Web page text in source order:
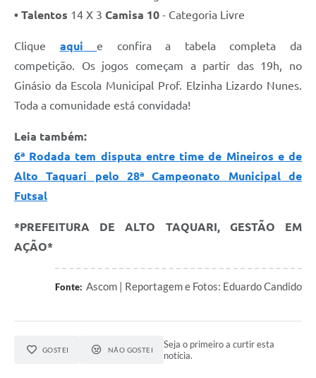
• Talentos 14 X 3 Camisa 10 - Categoria Livre
Clique aqui
e confira a tabela completa da
competição. Os jogos começam a partir das 19h, no
Ginásio da Escola Municipal Prof. Elzinha Lizardo Nunes.
Toda a comunidade está convidada!
Leia também:
6ª Rodada tem disputa entre time de Mineiros e de
Alto Taquari pelo 28ª Campeonato Municipal de
Futsal
*PREFEITURA DE ALTO TAQUARI, GESTÃO EM
AÇÃO*
Fonte: Ascom | Reportagem e Fotos: Eduardo Candido
GOSTEI NÃO GOSTEI
Seja o primeiro a curtir esta
notícia.